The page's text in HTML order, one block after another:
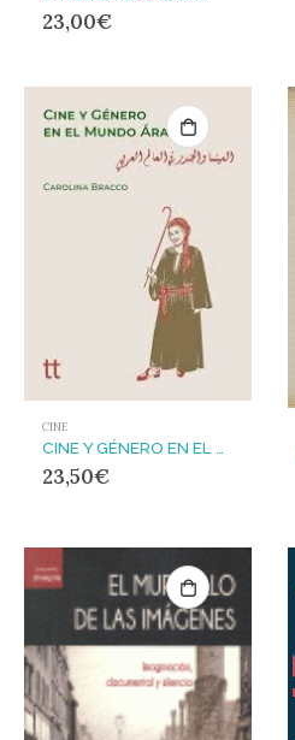
23,00€
CINE
CINE Y GÉNERO EN EL MUNDO ÁRABE
23,50€